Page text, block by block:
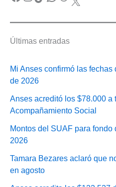
Últimas entradas
Mi Anses confirmó las
de 2026
Anses acreditó los $78.000 a
Acompañamiento Social
Montos del SUAF para
2026
Tamara Bezares aclaró que
en agosto